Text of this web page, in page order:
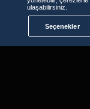
ulaşabilirsiniz.
Seçenekler